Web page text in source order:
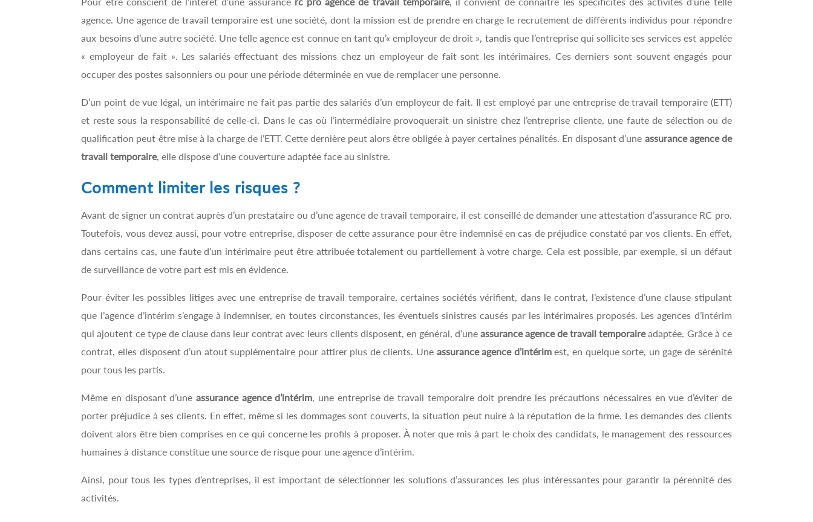
agence. Une agence de travail temporaire est une société, dont la mission est de prendre en charge le recrutement de différents individus pour répondre
aux besoins d’une autre société. Une telle agence est connue en tant qu’« employeur de droit », tandis que l’entreprise qui sollicite ses services est appelée
« employeur de fait ». Les salariés effectuant des missions chez un employeur de fait sont les intérimaires. Ces derniers sont souvent engagés pour
occuper des postes saisonniers ou pour une période déterminée en vue de remplacer une personne.
D’un point de vue légal, un intérimaire ne fait pas partie des salariés d’un employeur de fait. Il est employé par une entreprise de travail temporaire (ETT)
et reste sous la responsabilité de celle-ci. Dans le cas où l’intermédiaire provoquerait un sinistre chez l’entreprise cliente, une faute de sélection ou de
qualification peut être mise à la charge de l’ETT. Cette dernière peut alors être obligée à payer certaines pénalités. En disposant d’une assurance agence de
travail temporaire, elle dispose d’une couverture adaptée face au sinistre.
Comment limiter les risques ?
Avant de signer un contrat auprès d’un prestataire ou d’une agence de travail temporaire, il est conseillé de demander une attestation d’assurance RC pro.
Toutefois, vous devez aussi, pour votre entreprise, disposer de cette assurance pour être indemnisé en cas de préjudice constaté par vos clients. En effet,
dans certains cas, une faute d’un intérimaire peut être attribuée totalement ou partiellement à votre charge. Cela est possible, par exemple, si un défaut
de surveillance de votre part est mis en évidence.
Pour éviter les possibles litiges avec une entreprise de travail temporaire, certaines sociétés vérifient, dans le contrat, l’existence d’une clause stipulant
que l’agence d’intérim s’engage à indemniser, en toutes circonstances, les éventuels sinistres causés par les intérimaires proposés. Les agences d’intérim
qui ajoutent ce type de clause dans leur contrat avec leurs clients disposent, en général, d’uneassurance agence de travail temporaireadaptée. Grâce à ce
contrat, elles disposent d’un atout supplémentaire pour attirer plus de clients. Une assurance agence d’intérimest, en quelque sorte, un gage de sérénité
pour tous les partis.
Même en disposant d’uneassurance agence d’intérim, une entreprise de travail temporaire doit prendre les précautions nécessaires en vue d’éviter de
porter préjudice à ses clients. En effet, même si les dommages sont couverts, la situation peut nuire à la réputation de la firme. Les demandes des clients
doivent alors être bien comprises en ce qui concerne les profils à proposer. À noter que mis à part le choix des candidats, le management des ressources
humaines à distance constitue une source de risque pour une agence d’intérim.
Ainsi, pour tous les types d’entreprises, il est important de sélectionner les solutions d’assurances les plus intéressantes pour garantir la pérennité des
activités.